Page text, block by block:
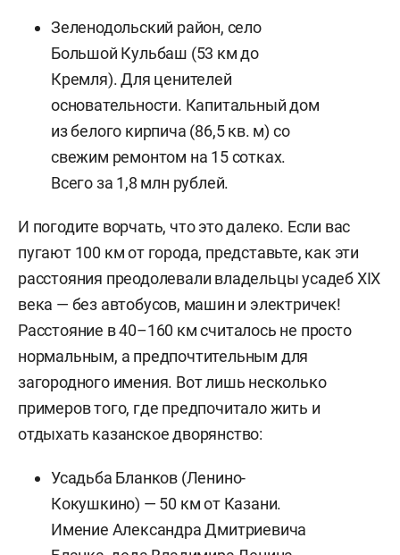
Зеленодольский район, село
Большой Кульбаш (53 км до
Кремля). Для ценителей
основательности. Капитальный дом
из белого кирпича (86,5 кв. м) со
свежим ремонтом на 15 сотках.
Всего за 1,8 млн рублей.
И погодите ворчать, что это далеко. Если вас
пугают 100 км от города, представьте, как эти
расстояния преодолевали владельцы усадеб XIX
века — без автобусов, машин и электричек!
Расстояние в 40–160 км считалось не просто
нормальным, а предпочтительным для
загородного имения. Вот лишь несколько
примеров того, где предпочитало жить и
отдыхать казанское дворянство:
Усадьба Бланков (Ленино-
Кокушкино) — 50 км от Казани.
Имение Александра Дмитриевича